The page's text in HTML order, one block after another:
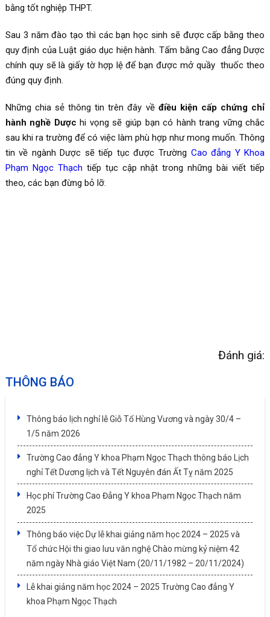
bằng tốt nghiệp THPT.
Sau 3 năm đào tạo thì các bạn học sinh sẽ được cấp bằng theo
quy định của Luật giáo dục hiện hành. Tấm bằng Cao đẳng Dược
chính quy sẽ là giấy tờ hợp lệ để bạn được mở quầy thuốc theo
đúng quy định.
Những chia sẻ thông tin trên đây về điều kiện cấp chứng chỉ
hành nghề Dược hi vọng sẽ giúp bạn có hành trang vững chắc
sau khi ra trường để có việc làm phù hợp như mong muốn. Thông
tin về ngành Dược sẽ tiếp tục được Trường Cao đẳng Y Khoa
Phạm Ngọc Thạch tiếp tục cập nhật trong những bài viết tiếp
theo, các bạn đừng bỏ lỡ.
Đánh giá:
THÔNG BÁO
Thông báo lịch nghỉ lễ Giỗ Tổ Hùng Vương và ngày 30/4 –
1/5 năm 2026
Trường Cao đẳng Y khoa Phạm Ngọc Thạch thông báo Lịch
nghỉ Tết Dương lịch và Tết Nguyên đán Ất Tỵ năm 2025
Học phí Trường Cao Đẳng Y khoa Phạm Ngọc Thạch năm
2025
Thông báo việc Dự lễ khai giảng năm học 2024 – 2025 và
Tổ chức Hội thi giao lưu văn nghệ Chào mừng kỷ niệm 42
năm ngày Nhà giáo Việt Nam (20/11/1982 – 20/11/2024)
Lễ khai giảng năm học 2024 – 2025 Trường Cao đẳng Y
khoa Phạm Ngọc Thạch